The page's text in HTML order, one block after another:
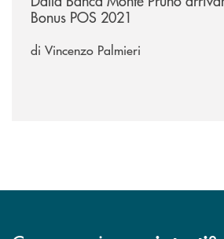
Bonus POS 2021
di Vincenzo Palmieri